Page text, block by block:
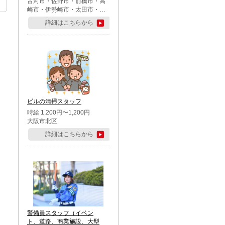
崎市・伊勢崎市・太田市・館
林市・藤岡市・大泉町・さい
たま市北区・川越市・熊谷
市・行田市・秩父市・所沢
市・鶴ケ島市・千葉市中央
区・市川市・松戸市・習志野
市・柏市・流山市・八千代
市・足立区・江戸川区・八王
子市・町田市
詳細はこちらから
ビルの清掃スタッフ
時給 1,200円〜1,200円
大阪市北区
詳細はこちらから
警備員スタッフ（イベン
ト、道路、商業施設、大型